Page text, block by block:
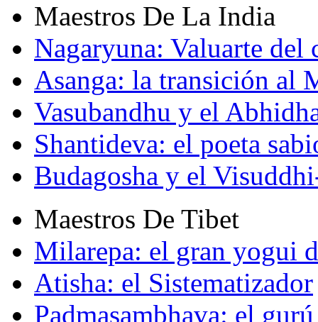
Maestros De La India
Nagaryuna: Valuarte del
Asanga: la transición al
Vasubandhu y el
Shantideva: el poeta
Budagosha y el
Maestros De Tibet
Milarepa: el gran yogui
Atisha: el Sistematizador
Padmasambhava: el